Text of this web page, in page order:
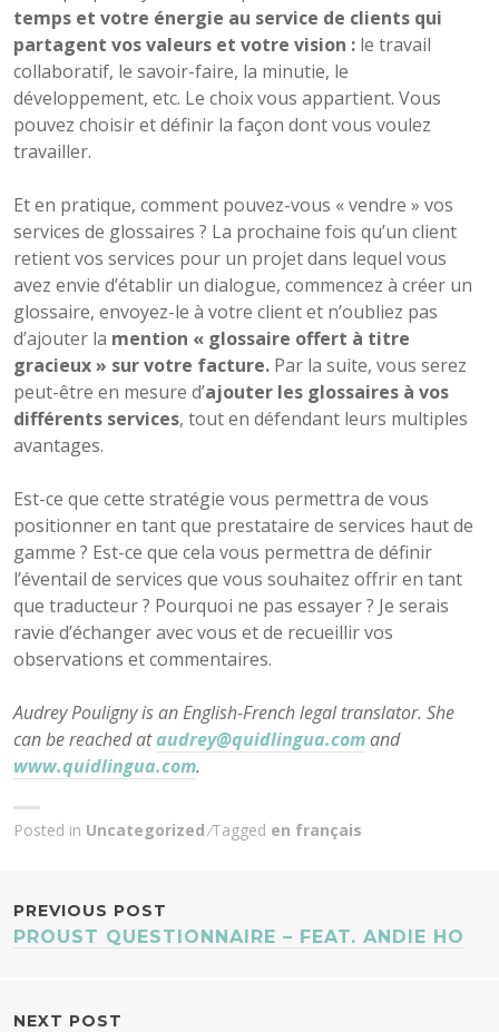
temps et votre énergie au service de clients qui
partagent vos valeurs et votre vision : le travail
collaboratif, le savoir-faire, la minutie, le
développement, etc. Le choix vous appartient. Vous
pouvez choisir et définir la façon dont vous voulez
travailler.
Et en pratique, comment pouvez-vous « vendre » vos
services de glossaires ? La prochaine fois qu’un client
retient vos services pour un projet dans lequel vous
avez envie d’établir un dialogue, commencez à créer un
glossaire, envoyez-le à votre client et n’oubliez pas
d’ajouter la mention « glossaire offert à titre
gracieux » sur votre facture. Par la suite, vous serez
peut-être en mesure d’ajouter les glossaires à vos
différents services, tout en défendant leurs multiples
avantages.
Est-ce que cette stratégie vous permettra de vous
positionner en tant que prestataire de services haut de
gamme ? Est-ce que cela vous permettra de définir
l’éventail de services que vous souhaitez offrir en tant
que traducteur ? Pourquoi ne pas essayer ? Je serais
ravie d’échanger avec vous et de recueillir vos
observations et commentaires.
Audrey Pouligny is an English-French legal translator. She
can be reached ataudrey@quidlingua.comand
www.quidlingua.com.
Posted in Uncategorized Tagged en français
POST
PREVIOUS POST
PROUST QUESTIONNAIRE – FEAT. ANDIE HO
NEXT POST